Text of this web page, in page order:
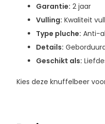
Garantie: 2 jaar
Vulling: Kwaliteit
Type pluche: Anti-
Details:
Geschikt als:
Kies deze knuffelbeer